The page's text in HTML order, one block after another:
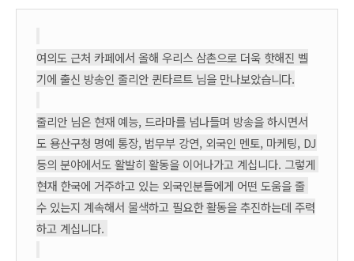
여의도 근처 카페에서 올해 우리스 삼촌으로 더욱 핫해진 벨
기에 출신 방송인 줄리안 퀸타르트 님을 만나보았습니다.
줄리안 님은 현재 예능, 드라마를 넘나들며 방송을 하시면서
도 용산구청 명예 통장, 법무부 강연, 외국인 멘토, 마케팅, DJ
등의 분야에서도 활발히 활동을 이어나가고 계십니다. 그렇게
현재 한국에 거주하고 있는 외국인분들에게 어떤 도움을 줄
수 있는지 계속해서 물색하고 필요한 활동을 추진하는데 주력
하고 계십니다.